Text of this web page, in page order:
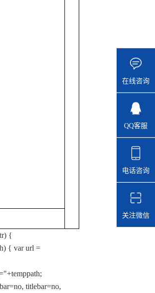
{
{ var url =
titlebar=no,
在线咨询
QQ客服
电话咨询
关注微信